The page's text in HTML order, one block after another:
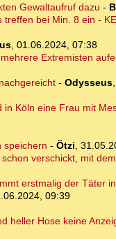
Gewaltaufruf dazu -
bei Min. 8 ein -
, 01.06.2024, 07:38
Extremisten
- Odysseus,
Köln eine Frau mit
speichern - Ötzi,
verschickt, mit
erstmalig der Täter
09:39
heller Hose keine